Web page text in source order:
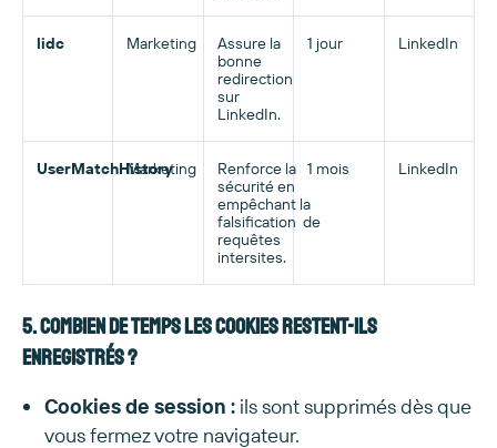
lidc Marketing
Assure la
bonne
redirection
sur
LinkedIn.
1 jour LinkedIn
UserMatchHistory
Marketing
Renforce la
sécurité en
empêchant la
falsification de
requêtes
intersites.
1 mois LinkedIn
5. Combien de temps les cookies restent-ils
enregistrés ?
Cookies de session : ils sont supprimés dès que
vous fermez votre navigateur.